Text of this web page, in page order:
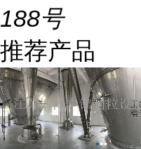
188号
推荐产品